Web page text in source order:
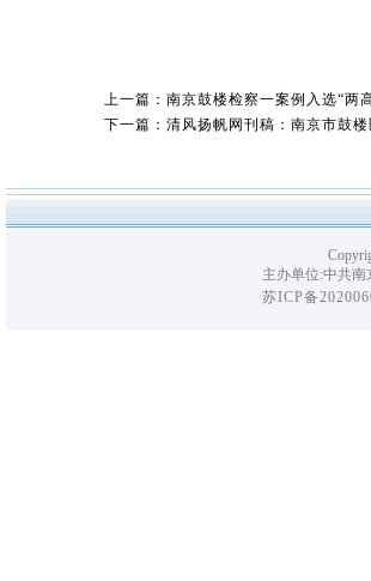
上一篇：南京鼓楼检察一案例入选“两
下一篇：清风扬帆网刊稿：南京市鼓
主办单位:中共
苏ICP备